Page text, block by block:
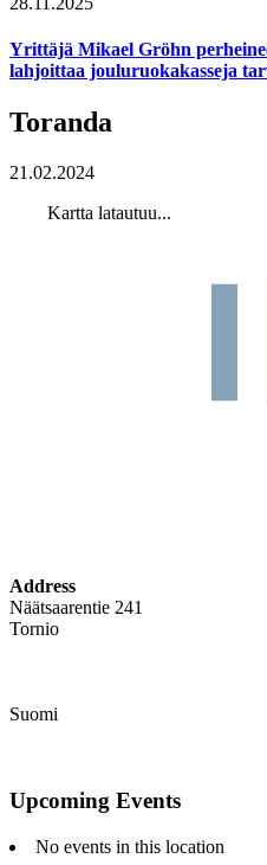
Yrittäjä Mikael Gröhn
lahjoittaa jouluruokakasseja
Toranda
21.02.2024
Kartta latautuu...
Address
Näätsaarentie 241
Tornio
Suomi
Upcoming Events
No events in this location